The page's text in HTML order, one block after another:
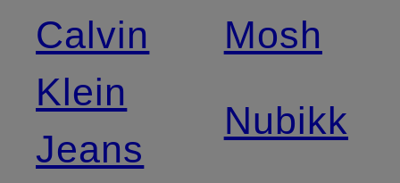
Calvin
Klein
Jeans
Mosh
Nubikk